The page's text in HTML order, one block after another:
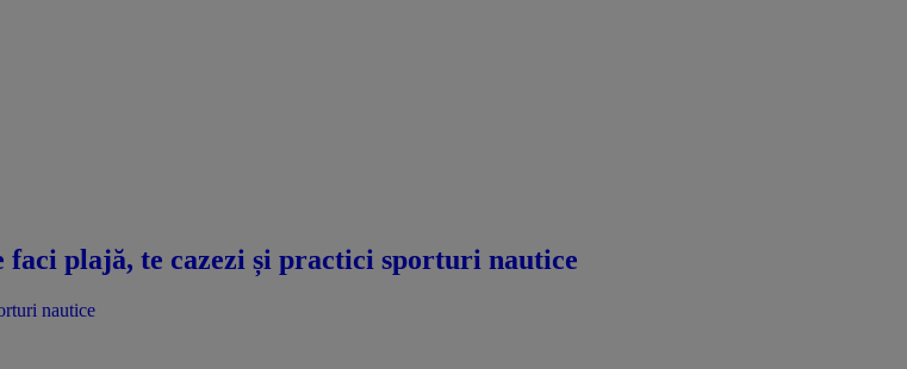
plajă, te cazezi și practici sporturi nautice